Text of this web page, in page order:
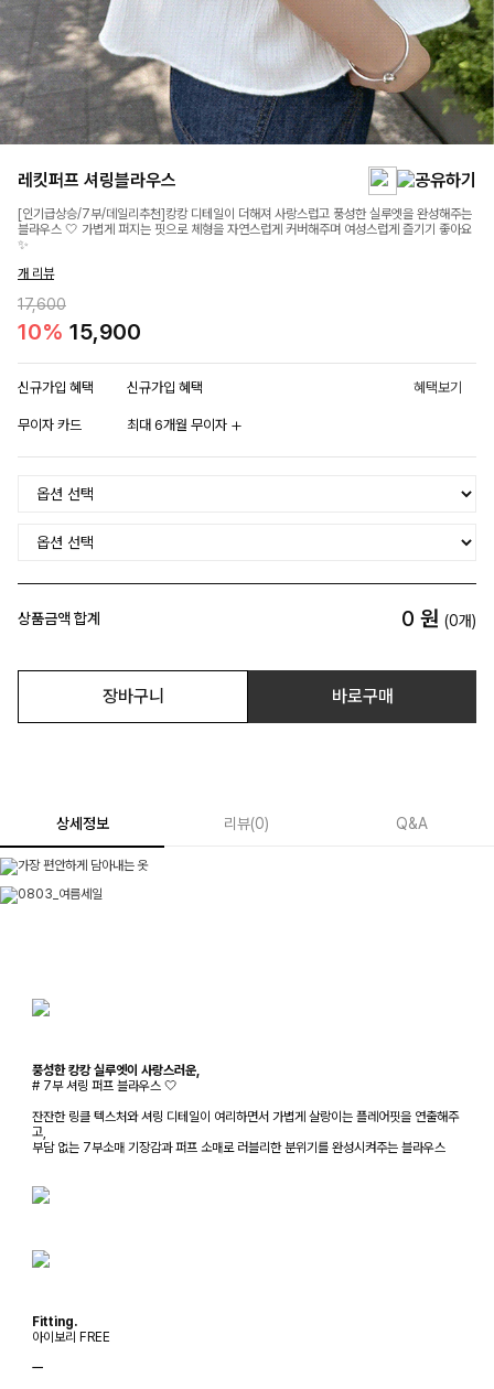
레킷퍼프 셔링블라우스
[인기급상승/7부/데일리추천]캉캉 디테일이 더해져 사랑스럽고 풍성한 실루엣을 완성해주는
블라우스 🤍 가볍게 퍼지는 핏으로 체형을 자연스럽게 커버해주며 여성스럽게 즐기기 좋아요
✨
개 리뷰
17,600
10% 15,900
신규가입 혜택 신규가입 혜택 혜택보기
무이자 카드 최대 6개월 무이자
상품금액 합계 0 원 (0개)
장바구니 바로구매
상세정보 리뷰(0) Q&A
풍성한 캉캉 실루엣이 사랑스러운,
# 7부 셔링 퍼프 블라우스 🤍
잔잔한 링클 텍스처와 셔링 디테일이 여리하면서 가볍게 살랑이는 플레어핏을 연출해주
고,
부담 없는 7부소매 기장감과 퍼프 소매로 러블리한 분위기를 완성시켜주는 블라우스
Fitting.
아이보리 FREE
ㅡ